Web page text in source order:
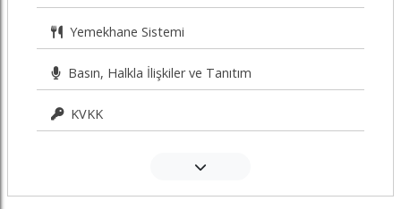
Yemekhane Sistemi
Basın, Halkla İlişkiler ve Tanıtım
KVKK